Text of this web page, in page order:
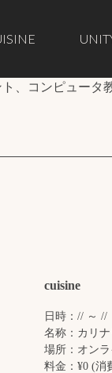
、コンピュータ
cuisine
日時：// ～ //
名称：カリ
場所：オンラ
料金：¥0 (消